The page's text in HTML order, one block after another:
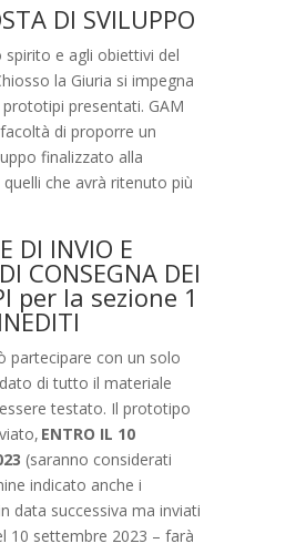
DI SVILUPPO
spirito e agli obiettivi del
la Giuria si impegna
presentati. GAM
di proporre un
finalizzato alla
che avrà ritenuto più
DI INVIO E
CONSEGNA DEI
per la sezione 1
partecipare con un solo
di tutto il materiale
testato. Il prototipo
ENTRO IL 10
(saranno considerati
indicato anche i
data successiva ma inviati
10 settembre 2023 – farà